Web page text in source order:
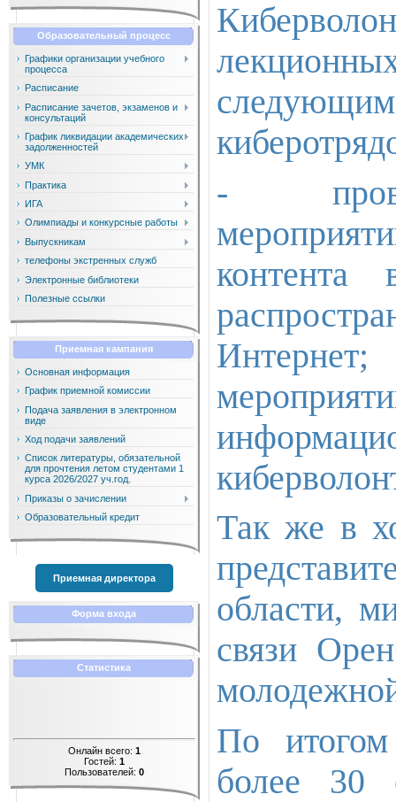
Образовательный процесс
Графики организации учебного
процесса
Расписание
Расписание зачетов, экзаменов и
консультаций
График ликвидации академических
задолженностей
УМК
Практика
ИГА
Олимпиады и конкурсные работы
Выпускникам
телефоны экстренных служб
Электронные библиотеки
Полезные ссылки
Приемная кампания
Основная информация
График приемной комиссии
Подача заявления в электронном
виде
Ход подачи заявлений
Список литературы, обязательной
для прочтения летом студентами 1
курса 2026/2027 уч.год.
Приказы о зачислении
Образовательный кредит
Приемная директора
Форма входа
Статистика
Онлайн всего: 1
Гостей: 1
Пользователей: 0
-
Интернет;
Так же в
области,
связи
По
более 30